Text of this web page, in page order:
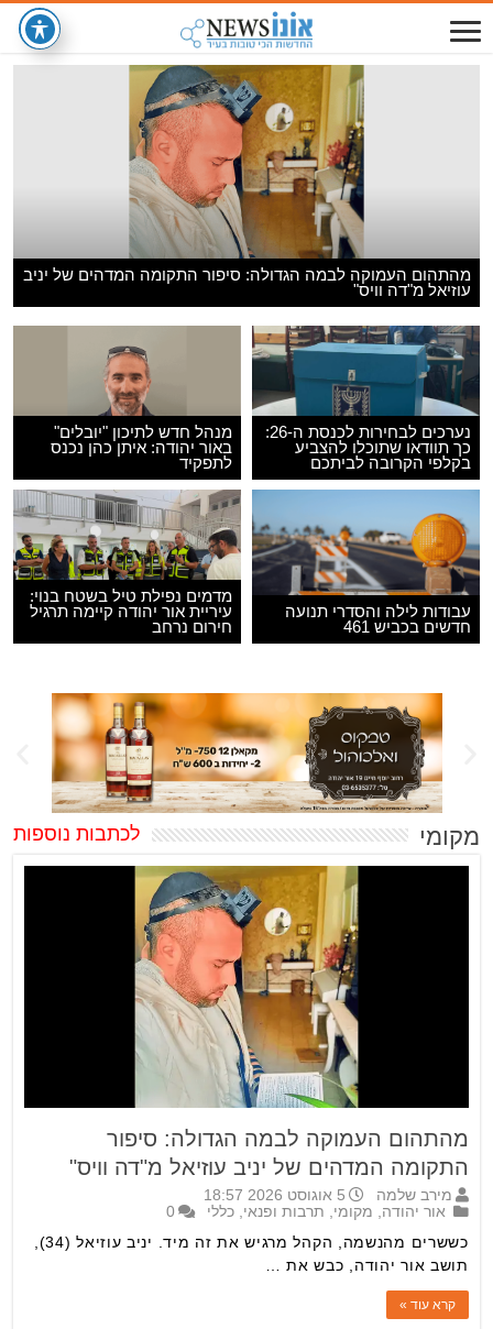
מהתהום העמוקה לבמה הגדולה: סיפור התקומה המדהים של יניב
עוזיאל מ"דה וויס"
נערכים לבחירות לכנסת ה-26:
כך תוודאו שתוכלו להצביע
בקלפי הקרובה לביתכם
מנהל חדש לתיכון "יובלים"
באור יהודה: איתן כהן נכנס
לתפקיד
עבודות לילה והסדרי תנועה
חדשים בכביש 461
מדמים נפילת טיל בשטח בנוי:
עיריית אור יהודה קיימה תרגיל
חירום נרחב
מקומי לכתבות נוספות
מהתהום העמוקה לבמה הגדולה: סיפור
התקומה המדהים של יניב עוזיאל מ"דה וויס"
מירב שלמה
5 אוגוסט 2026 18:57
אור יהודה, מקומי, תרבות ופנאי, כללי 0
כששרים מהנשמה, הקהל מרגיש את זה מיד. יניב עוזיאל (34),
תושב אור יהודה, כבש את …
קרא עוד »